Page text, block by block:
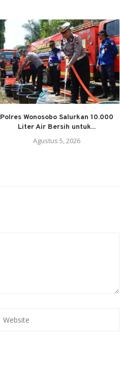
Polres Wonosobo Salurkan 10.000
Liter Air Bersih untuk...
Agustus 5, 2026